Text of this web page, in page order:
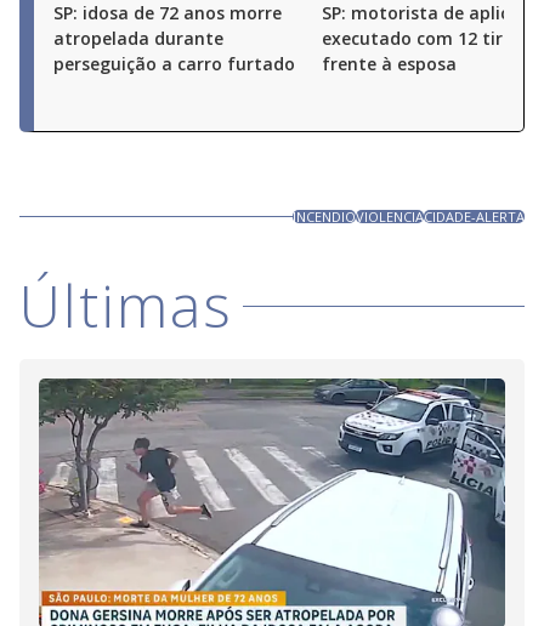
SP: idosa de 72 anos morre
atropelada durante
perseguição a carro furtado
SP: motorista de
executado com 12 tiros
frente à esposa
INCENDIOVIOLENCIACIDADE-ALERTA
Últimas